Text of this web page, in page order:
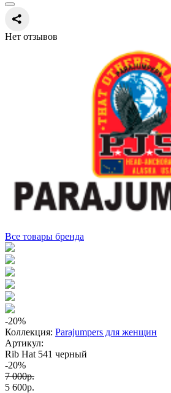
Нет отзывов
Все товары бренда
-20%
Коллекция: Parajumpers для женщин
Артикул:
Rib Hat 541 черный
-20%
7 000p.
5 600p.